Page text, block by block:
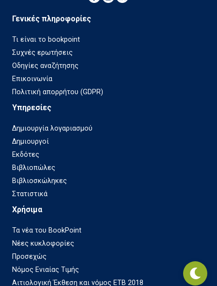
Γενικές πληροφορίες
Τι είναι το bookpoint
Συχνές ερωτήσεις
Οδηγίες αναζήτησης
Επικοινωνία
Πολιτική απορρήτου (GDPR)
Υπηρεσίες
Δημιουργία λογαριασμού
Δημιουργοί
Εκδότες
Βιβλιοπώλες
Βιβλιοσκώληκες
Στατιστικά
Χρήσιμα
Τα νέα του BookPoint
Νέες κυκλοφορίες
Προσεχώς
Νόμος Ενιαίας Τιμής
Αιτιολογική Έκθεση και νόμος ΕΤΒ 2018